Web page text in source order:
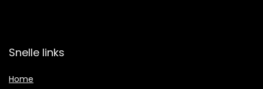
Snelle links
Home